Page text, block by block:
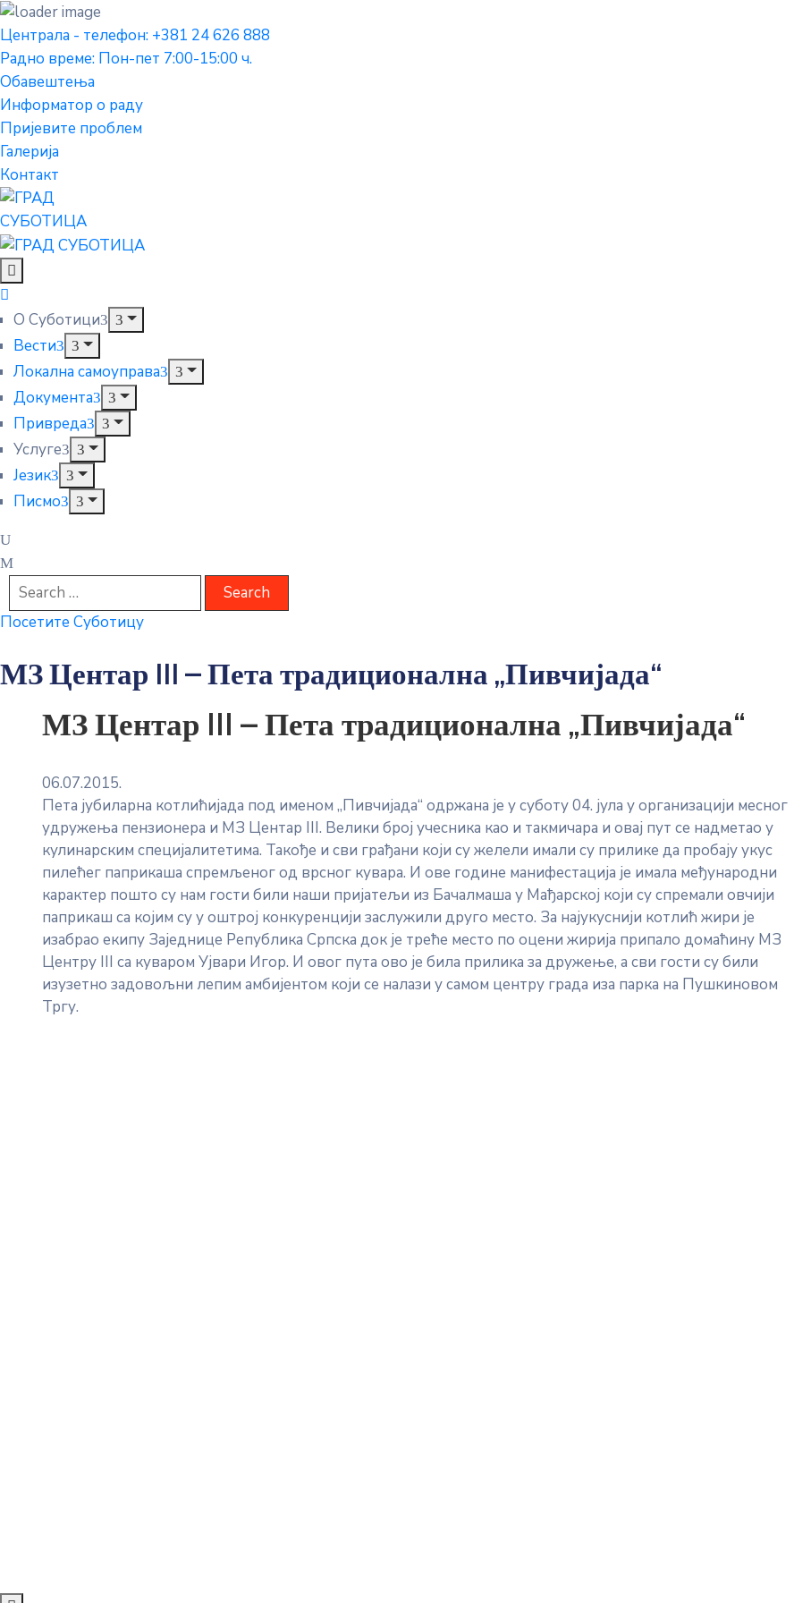
Централа - телефон: +381 24 626 888
Радно време: Пон-пет 7:00-15:00 ч.
Обавештења
Информатор о раду
Пријевите проблем
Галерија
Контакт
О Суботици
Вести
Локална самоуправа
Документа
Привреда
Услуге
Језик
Писмо
Посетите Суботицу
МЗ Центар III – Пета традиционална „Пивчијада“
МЗ Центар III – Пета традиционална „Пивчијада“
06.07.2015.
Пета јубиларна котлићијада под именом „Пивчијада“ одржана је у суботу 04. јула у организацији месног
удружења пензионера и МЗ Центар III. Велики број учесника као и такмичара и овај пут се надметао у
кулинарским специјалитетима. Такође и сви грађани који су желели имали су прилике да пробају укус
пилећег паприкаша спремљеног од врсног кувара. И ове године манифестација је имала међународни
карактер пошто су нам гости били наши пријатељи из Бачалмаша у Мађарској који су спремали овчији
паприкаш са којим су у оштрој конкуренцији заслужили друго место. За најукуснији котлић жири је
изабрао екипу Заједнице Република Српска док је треће место по оцени жирија припало домаћину МЗ
Центру III са куваром Ујвари Игор. И овог пута ово је била прилика за дружење, а сви гости су били
изузетно задовољни лепим амбијентом који се налази у самом центру града иза парка на Пушкиновом
Тргу.